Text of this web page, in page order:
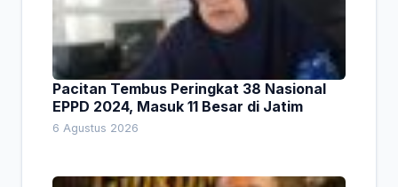
Pacitan Tembus Peringkat 38 Nasional
EPPD 2024, Masuk 11 Besar di Jatim
6 Agustus 2026